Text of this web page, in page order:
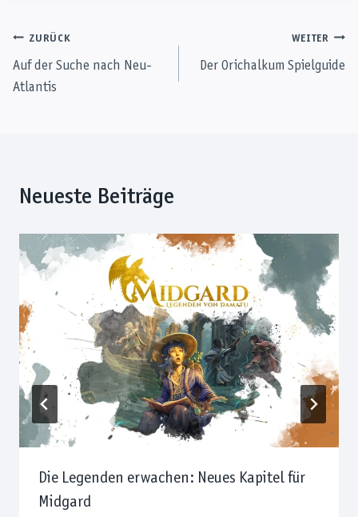
Beitragsnavigation
ZURÜCK
Auf der Suche nach Neu-
Atlantis
WEITER
Der Orichalkum Spielguide
Neueste Beiträge
Die Legenden erwachen: Neues Kapitel für
Midgard